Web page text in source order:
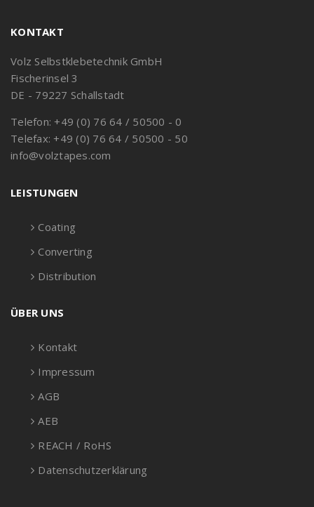
KONTAKT
Volz Selbstklebetechnik GmbH
Fischerinsel 3
DE - 79227 Schallstadt
Telefon: +49 (0) 76 64 / 50500 - 0
Telefax: +49 (0) 76 64 / 50500 - 50
info@volztapes.com
LEISTUNGEN
Coating
Converting
Distribution
ÜBER UNS
Kontakt
Impressum
AGB
AEB
REACH / RoHS
Datenschutzerklärung